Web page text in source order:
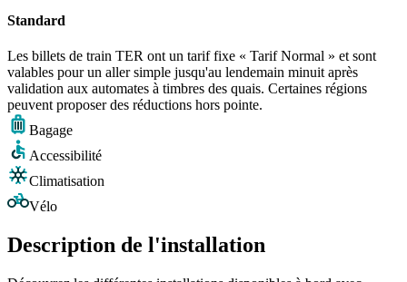
Standard
Les billets de train TER ont un tarif fixe « Tarif Normal » et sont
valables pour un aller simple jusqu'au lendemain minuit après
validation aux automates à timbres des quais. Certaines régions
peuvent proposer des réductions hors pointe.
Bagage
Accessibilité
Climatisation
Vélo
Description de l'installation